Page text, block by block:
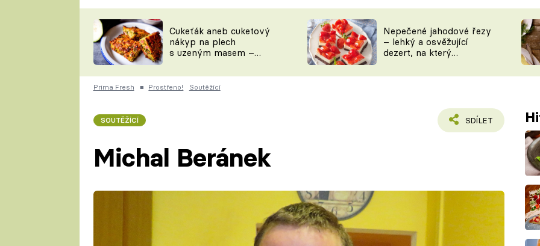
Videorecepty
TEĎ VAŘÍ ŠÉF!
ČESKO NA TALÍŘI
Tipy a triky
KAM ZA JÍDLEM
VYCHYTÁVKY
ČASOPIS
Cukeťák aneb cuketový
nákyp na plech
s uzeným masem –
zpracovat přerostlé
cukety
Nepečené jahodové řezy
– lehký a osvěžující
dezert, na který
Prima Fresh ■ Prostřeno! Soutěžící
SOUTĚŽÍCÍ SDÍLET
Michal Beránek